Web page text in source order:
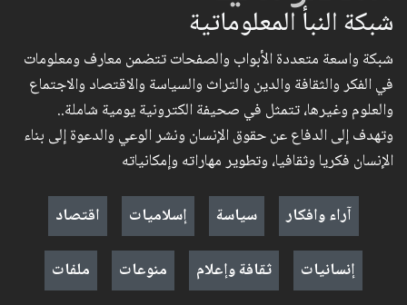
شبكة النبأ المعلوماتية
شبكة واسعة متعددة الأبواب والصفحات تتضمن معارف ومعلومات
في الفكر والثقافة والدين والتراث والسياسة والاقتصاد والاجتماع
والعلوم وغيرها، تتمثل في صحيفة الكترونية يومية شاملة..
وتهدف إلى الدفاع عن حقوق الإنسان ونشر الوعي والدعوة إلى بناء
الإنسان فكريا وثقافيا، وتطوير مهاراته وإمكانياته
آراء وافكار
سياسة إسلاميات
اقتصاد
إنسانيات
ثقافة وإعلام منوعات ملفات